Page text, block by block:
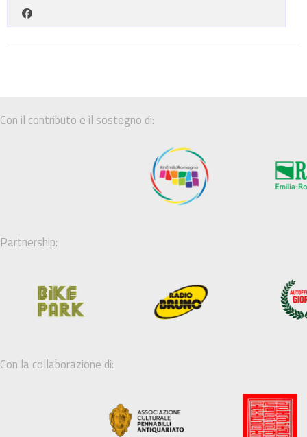
Con il contributo e il sostegno di:
Partnership:
Con la collaborazione di: